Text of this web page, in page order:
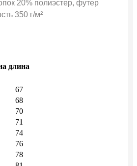
20% полиэстер, футер
350 г/м²
длина
67
68
70
71
74
76
78